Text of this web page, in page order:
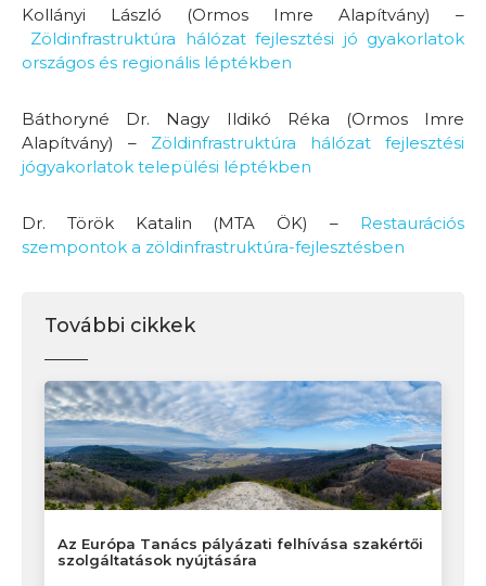
Kollányi László (Ormos Imre Alapítvány) –
Zöldinfrastruktúra hálózat fejlesztési jó gyakorlatok
országos és regionális léptékben
Báthoryné Dr. Nagy Ildikó Réka (Ormos Imre
Alapítvány) – Zöldinfrastruktúra hálózat fejlesztési
jógyakorlatok települési léptékben
Dr. Török Katalin (MTA ÖK) – Restaurációs
szempontok a zöldinfrastruktúra-fejlesztésben
További cikkek
Az Európa Tanács pályázati felhívása szakértői
szolgáltatások nyújtására